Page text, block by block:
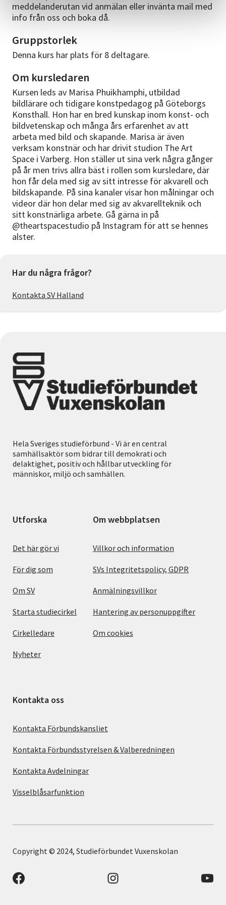
meddelanderutan vid anmälan eller invänta mail med
info från oss och boka då.
Gruppstorlek
Denna kurs har plats för 8 deltagare.
Om kursledaren
Kursen leds av Marisa Phuikhamphi, utbildad
bildlärare och tidigare konstpedagog på Göteborgs
Konsthall. Hon har en bred kunskap inom konst- och
bildvetenskap och många års erfarenhet av att
arbeta med bild och skapande. Marisa är även
verksam konstnär och har drivit studion The Art
Space i Varberg. Hon ställer ut sina verk några gånger
på år men trivs allra bäst i rollen som kursledare, där
hon får dela med sig av sitt intresse för akvarell och
bildskapande. På sina kanaler visar hon målningar och
videor där hon delar med sig av akvarellteknik och
sitt konstnärliga arbete. Gå gärna in på
@theartspacestudio på Instagram för att se hennes
alster.
Har du några frågor?
Kontakta SV Halland
Hela Sveriges studieförbund - Vi är en central
samhällsaktör som bidrar till demokrati och
delaktighet, positiv och hållbar utveckling för
människor, miljö och samhällen.
Utforska
Det här gör vi
För dig som
Om SV
Starta studiecirkel
Cirkelledare
Nyheter
Om webbplatsen
Villkor och information
SVs Integritetspolicy, GDPR
Anmälningsvillkor
Hantering av personuppgifter
Om cookies
Kontakta oss
Kontakta Förbundskansliet
Kontakta Förbundsstyrelsen & Valberedningen
Kontakta Avdelningar
Visselblåsarfunktion
Copyright © 2024, Studieförbundet Vuxenskolan